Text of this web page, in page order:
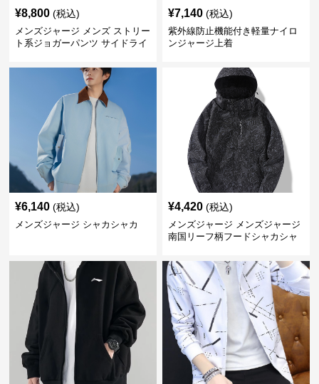
¥8,800 (税込)
メンズジャージ メンズ ストリー
ト系ジョガーパンツ サイドライ
¥7,140 (税込)
紫外線防止機能付き軽量ナイロ
ンジャージ上着
¥6,140 (税込)
メンズジャージ シャカシャカ
¥4,420 (税込)
メンズジャージ メンズジャージ
南国リーフ柄フードシャカシャ